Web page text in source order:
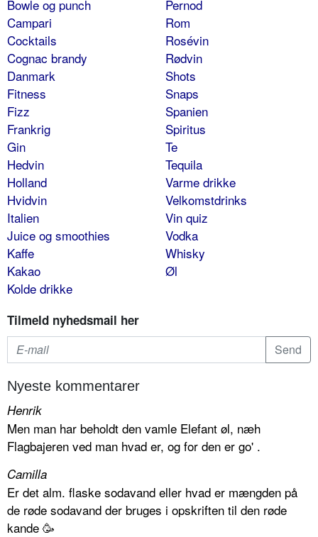
Bowle og punch
Campari
Cocktails
Cognac brandy
Danmark
Fitness
Fizz
Frankrig
Gin
Hedvin
Holland
Hvidvin
Italien
Juice og smoothies
Kaffe
Kakao
Kolde drikke
Pernod
Rom
Rosévin
Rødvin
Shots
Snaps
Spanien
Spiritus
Te
Tequila
Varme drikke
Velkomstdrinks
Vin quiz
Vodka
Whisky
Øl
Tilmeld nyhedsmail her
Nyeste kommentarer
Henrik
Men man har beholdt den vamle Elefant øl, næh
Flagbajeren ved man hvad er, og for den er go' .
Camilla
Er det alm. flaske sodavand eller hvad er mængden på
de røde sodavand der bruges i opskriften til den røde
kande 🥳